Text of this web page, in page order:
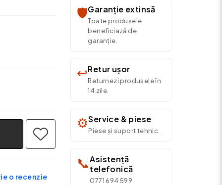
o recenzie
🛡️Garanție extinsă
Toate produsele
beneficiază de
garanție.
↩️Retur ușor
Returnezi produsele în
14 zile.
⚙️Service & piese
Piese și suport tehnic.
📞Asistență
telefonică
0771 694 599